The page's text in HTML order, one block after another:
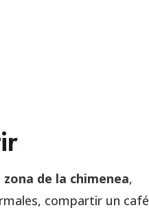
zona de la chimenea,
compartir un café